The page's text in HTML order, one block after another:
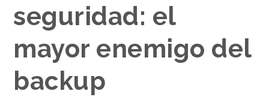
seguridad: el
mayor enemigo del
backup